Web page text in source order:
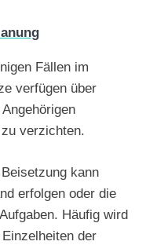
Fällen im
verfügen über
verzichten.
kann
erfolgen oder die
Häufig wird
der